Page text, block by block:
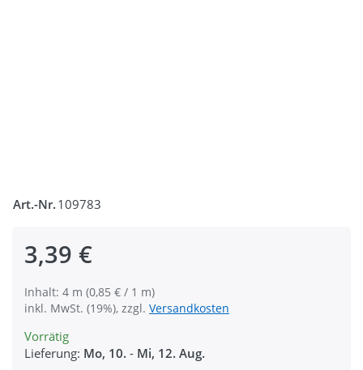
Art.-Nr. 109783
3,39 €
Inhalt: 4 m (0,85 € / 1 m)
inkl. MwSt. (19%), zzgl. Versandkosten
Vorrätig
Lieferung: Mo, 10. - Mi, 12. Aug.